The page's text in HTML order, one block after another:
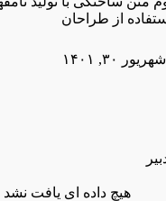
از طراحان
شهریور ۳۰, ۱۴۰۱
هیچ داده ای یافت نشد